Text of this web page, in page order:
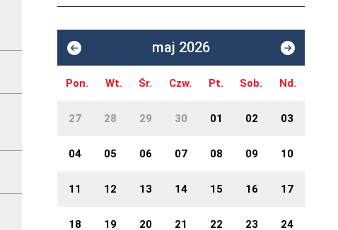
maj 2026
Pon. Wt. Śr. Czw. Pt. Sob. Nd.
27 28 29 30 01 02 03
04 05 06 07 08 09 10
11 12 13 14 15 16 17
18 19 20 21 22 23 24